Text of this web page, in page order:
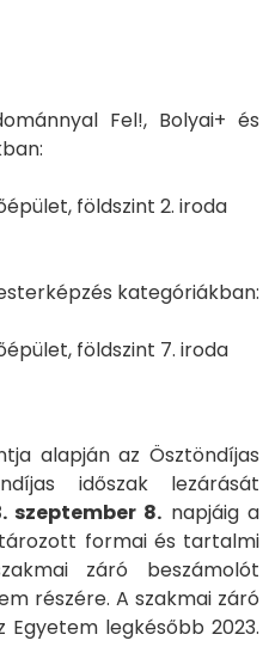
Fel!, Bolyai+ és
földszint 2. iroda
kategóriákban:
földszint 7. iroda
alapján az Ösztöndíjas
időszak lezárását
szeptember 8. napjáig a
formai és tartalmi
záró beszámolót
részére. A szakmai záró
legkésőbb 2023.